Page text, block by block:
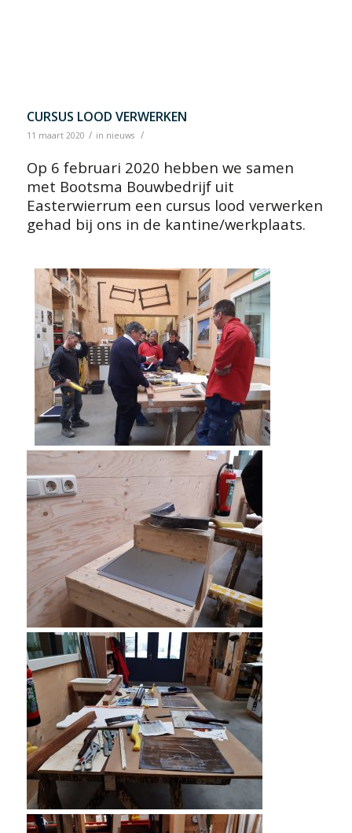
CURSUS LOOD VERWERKEN
11 maart 2020 / in nieuws /
Op 6 februari 2020 hebben we samen
met Bootsma Bouwbedrijf uit
Easterwierrum een cursus lood verwerken
gehad bij ons in de kantine/werkplaats.